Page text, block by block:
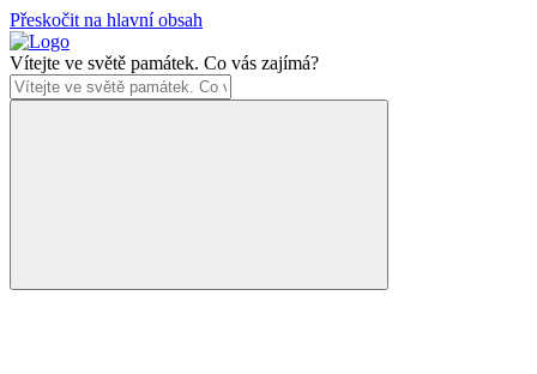
Přeskočit na hlavní obsah
Vítejte ve světě památek. Co vás zajímá?